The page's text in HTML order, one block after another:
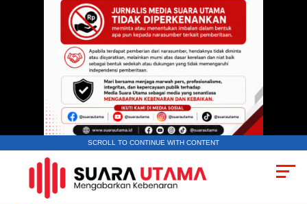
SCROLL TO CONTINUE WITH CONTENT